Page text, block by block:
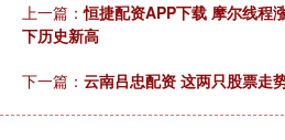
上一篇：恒捷配资APP下载 摩尔线程
下历史新高
下一篇： 云南吕忠配资 这两只股票走